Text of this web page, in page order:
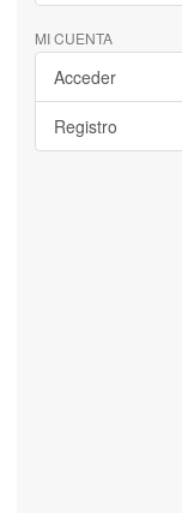
MI CUENTA
Acceder
Registro